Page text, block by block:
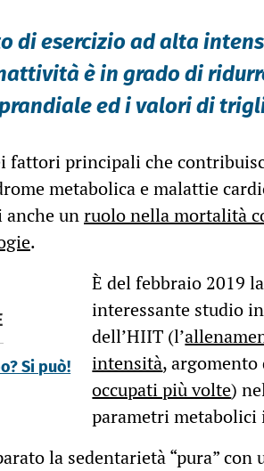
di esercizio ad alta
è in grado di
ed i valori di
fattori principali che
metabolica e malattie
anche unruolo nella mortalità
.
Si può!
È del febbraio 2019
interessante studio
dell’HIIT (l’
intensità,
occupati più volte)
parametri metabolici
la sedentarietà “pura” con